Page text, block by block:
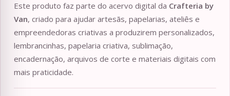
Este produto faz parte do acervo digital da Crafteria by
Van, criado para ajudar artesãs, papelarias, ateliês e
empreendedoras criativas a produzirem personalizados,
lembrancinhas, papelaria criativa, sublimação,
encadernação, arquivos de corte e materiais digitais com
mais praticidade.